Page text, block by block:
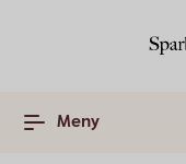
Meny